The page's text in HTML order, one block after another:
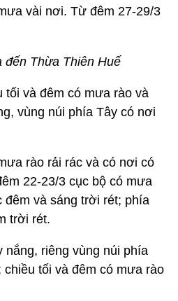
vài nơi. Từ đêm 27-29/3
đến Thừa Thiên Huế
tối và đêm có mưa rào và
vùng núi phía Tây có nơi
rào rải rác và có nơi có
22-23/3 cục bộ có mưa
và sáng trời rét; phía
trời rét.
nắng, riêng vùng núi phía
tối và đêm có mưa rào